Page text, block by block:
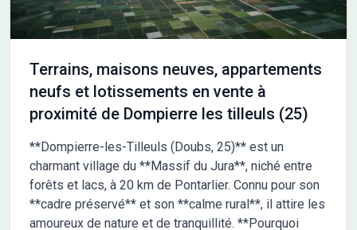
Terrains, maisons neuves, appartements
neufs et lotissements en vente à
proximité de Dompierre les tilleuls (25)
**Dompierre-les-Tilleuls (Doubs, 25)** est un
charmant village du **Massif du Jura**, niché entre
forêts et lacs, à 20 km de Pontarlier. Connu pour son
**cadre préservé** et son **calme rural**, il attire les
amoureux de nature et de tranquillité. **Pourquoi